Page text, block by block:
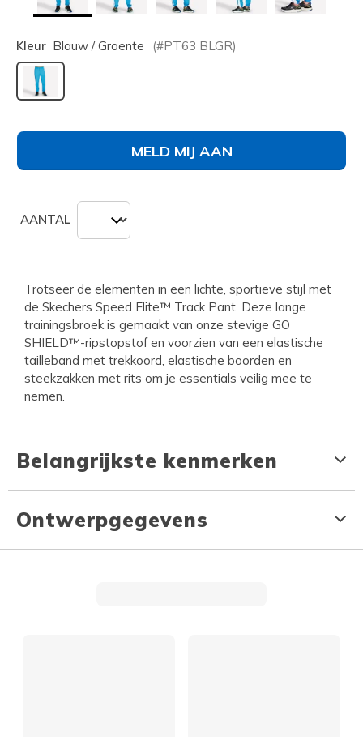
Kleur Blauw / Groente (#PT63 BLGR)
geselecteerd
MELD MIJ AAN
AANTAL
Trotseer de elementen in een lichte, sportieve stijl met
de Skechers Speed Elite™ Track Pant. Deze lange
trainingsbroek is gemaakt van onze stevige GO
SHIELD™-ripstopstof en voorzien van een elastische
tailleband met trekkoord, elastische boorden en
steekzakken met rits om je essentials veilig mee te
nemen.
Belangrijkste kenmerken
Ontwerpgegevens